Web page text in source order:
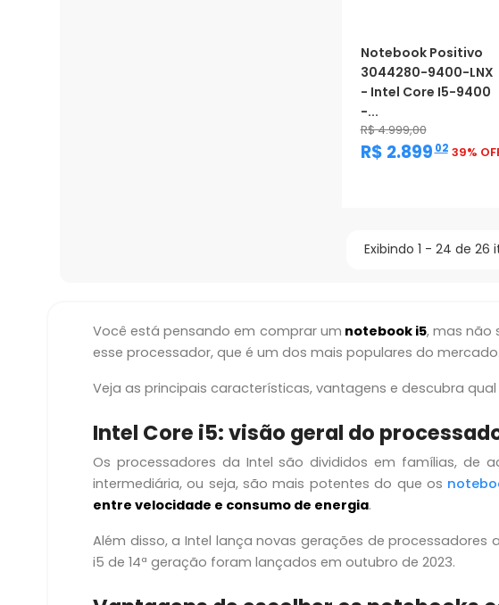
Notebook Positivo
3044280-9400-LNX
- Intel Core I5-9400
-...
R$ 4.999,00
R$ 2.899 ,02 39%
Exibindo 1 - 24 de 26
Você está pensando em comprar um notebook i5, mas não
esse processador, que é um dos mais populares do mercado.
Veja as principais características, vantagens e descubra
Intel Core i5: visão geral do
Os processadores da Intel são divididos em famílias, de
intermediária, ou seja, são mais potentes do que os
entre velocidade e consumo de energia.
Além disso, a Intel lança novas gerações de
i5 de 14ª geração foram lançados em outubro de 2023.